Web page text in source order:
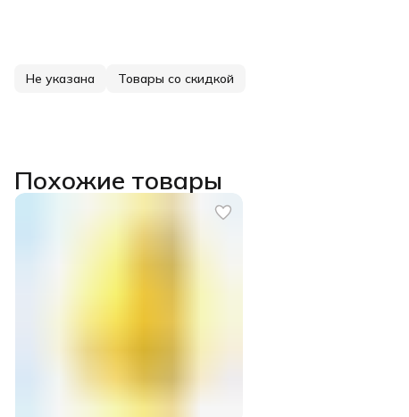
Не указана Товары со скидкой
Похожие товары